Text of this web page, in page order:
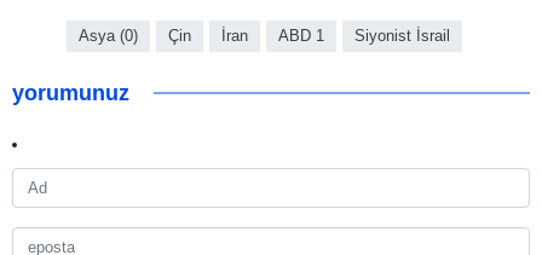
Asya (0) Çin İran ABD 1 Siyonist İsrail
yorumunuz